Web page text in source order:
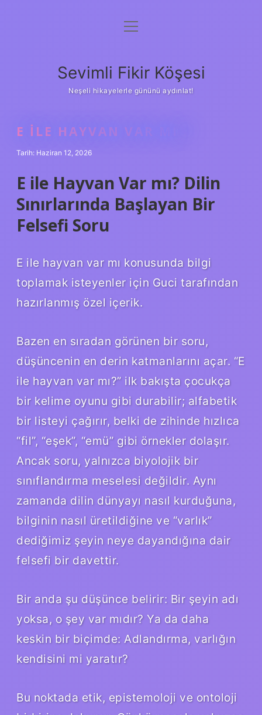
Anasayfa
Yasal Uyarı
menüyü
Sevimli Fikir Köşesi
Neşeli hikayelerle gününü aydınlat!
E ILE HAYVAN VAR MI ?
Tarih: Haziran 12, 2026
E ile Hayvan Var mı? Dilin
Sınırlarında Başlayan Bir
Felsefi Soru
E ile hayvan var mı konusunda bilgi
toplamak isteyenler için Guci tarafından
hazırlanmış özel içerik.
Bazen en sıradan görünen bir soru,
düşüncenin en derin katmanlarını açar. “E
ile hayvan var mı?” ilk bakışta çocukça
bir kelime oyunu gibi durabilir; alfabetik
bir listeyi çağırır, belki de zihinde hızlıca
“fil”, “eşek”, “emü” gibi örnekler dolaşır.
Ancak soru, yalnızca biyolojik bir
sınıflandırma meselesi değildir. Aynı
zamanda dilin dünyayı nasıl kurduğuna,
bilginin nasıl üretildiğine ve “varlık”
dediğimiz şeyin neye dayandığına dair
felsefi bir davettir.
Bir anda şu düşünce belirir: Bir şeyin adı
yoksa, o şey var mıdır? Ya da daha
keskin bir biçimde: Adlandırma, varlığın
kendisini mi yaratır?
Bu noktada etik, epistemoloji ve ontoloji